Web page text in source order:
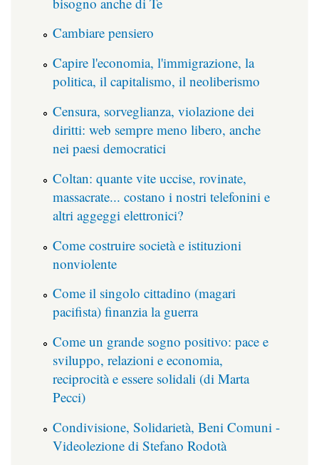
Cambiare pensiero
Capire l'economia, l'immigrazione, la
politica, il capitalismo, il neoliberismo
Censura, sorveglianza, violazione dei
diritti: web sempre meno libero, anche
nei paesi democratici
Coltan: quante vite uccise, rovinate,
massacrate... costano i nostri telefonini e
altri aggeggi elettronici?
Come costruire società e istituzioni
nonviolente
Come il singolo cittadino (magari
pacifista) finanzia la guerra
Come un grande sogno positivo: pace e
sviluppo, relazioni e economia,
reciprocità e essere solidali (di Marta
Pecci)
Condivisione, Solidarietà, Beni Comuni -
Videolezione di Stefano Rodotà